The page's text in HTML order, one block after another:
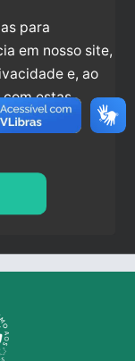
para
em nosso site,
e, ao
estas